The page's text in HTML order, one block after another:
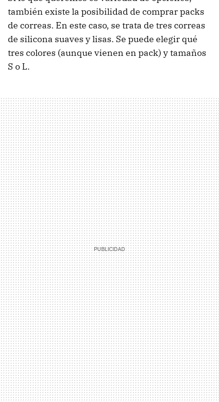
también existe la posibilidad de comprar packs
de correas. En este caso, se trata de tres correas
de silicona suaves y lisas. Se puede elegir qué
tres colores (aunque vienen en pack) y tamaños
S o L.